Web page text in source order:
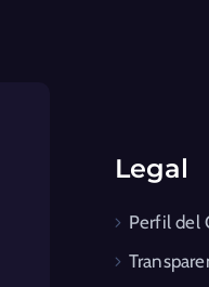
Legal
Perfil del